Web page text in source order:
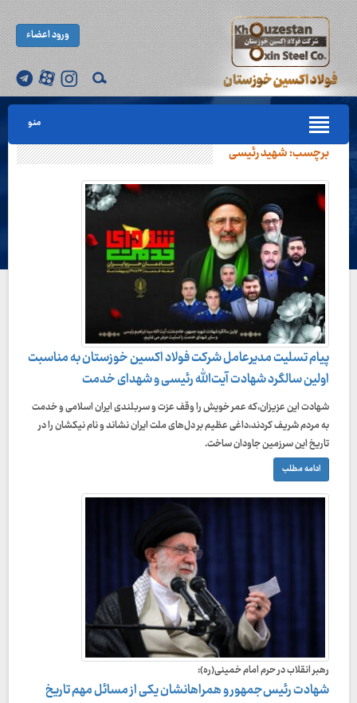
ورود اعضاء
منو
برچسب:شهید رئیسی
پیام تسلیت مدیرعامل شرکت فولاد اکسین خوزستان به مناسبت
اولین سالگرد شهادت آیت‌الله رئیسی و شهدای خدمت
شهادت این عزیزان،که عمر خویش را وقف عزت و سربلندی ایران اسلامی و خدمت
به مردم شریف کردند،داغی عظیم بر دل‌های ملت ایران نشاند و نام نیکشان را در
تاریخ این سرزمین جاودان ساخت.
ادامه مطلب
رهبر انقلاب در حرم امام خمینی(ره):
شهادت رئیس‌جمهور و همراهانشان یکی از مسائل مهم تاریخ